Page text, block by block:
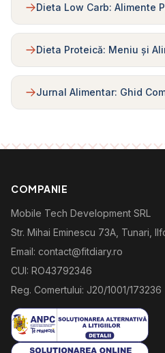
Dieta Low Carb: Alimente
Dieta Proteică: Meniu și
Jurnal Alimentar: Ghid
COMPANIE
Mobile Tech Development SRL
Str. Mihai Eminescu 73A, Tunari,
Email: contact@fitdiary.ro
CUI: RO43792346
Reg. Comertului: J20/1001/173236